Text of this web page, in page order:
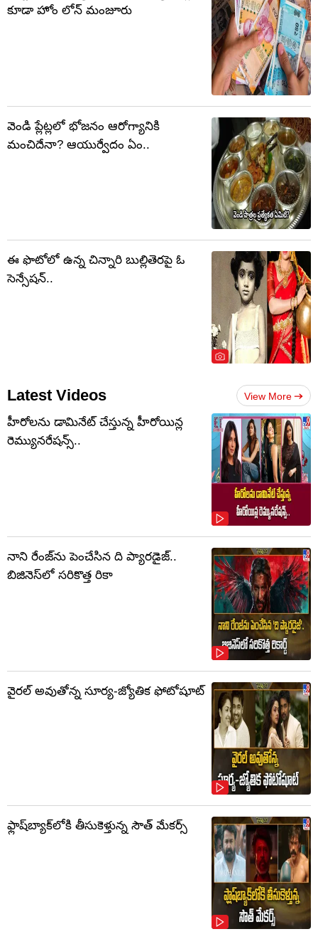
కూడా హోం లోన్ మంజూరు
వెండి ప్లేట్లలో భోజనం ఆరోగ్యానికి
మంచిదేనా? ఆయుర్వేదం ఏం..
ఈ ఫొటోలో ఉన్న చిన్నారి బుల్లితెరపై ఓ
సెన్సేషన్..
Latest Videos View More
హీరోలను డామినేట్ చేస్తున్న హీరోయిన్ల
రెమ్యునరేషన్స్..
నాని రేంజ్‌ను పెంచేసిన ది ప్యారడైజ్..
బిజినెస్‌లో సరికొత్త రికా
వైరల్ అవుతోన్న సూర్య-జ్యోతిక ఫోటోషూట్
ఫ్లాష్‌బ్యాక్‌లోకి తీసుకెళ్తున్న సౌత్‌ మేకర్స్‌